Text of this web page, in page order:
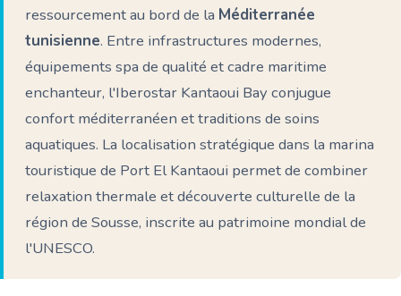
ressourcement au bord de la Méditerranée
tunisienne. Entre infrastructures modernes,
équipements spa de qualité et cadre maritime
enchanteur, l'Iberostar Kantaoui Bay conjugue
confort méditerranéen et traditions de soins
aquatiques. La localisation stratégique dans la marina
touristique de Port El Kantaoui permet de combiner
relaxation thermale et découverte culturelle de la
région de Sousse, inscrite au patrimoine mondial de
l'UNESCO.